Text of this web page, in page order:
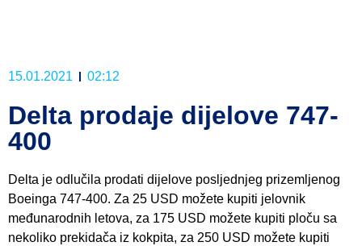
15.01.2021 02:12
Delta prodaje dijelove 747-
400
Delta je odlučila prodati dijelove posljednjeg prizemljenog
Boeinga 747-400. Za 25 USD možete kupiti jelovnik
međunarodnih letova, za 175 USD možete kupiti ploču sa
nekoliko prekidača iz kokpita, za 250 USD možete kupiti